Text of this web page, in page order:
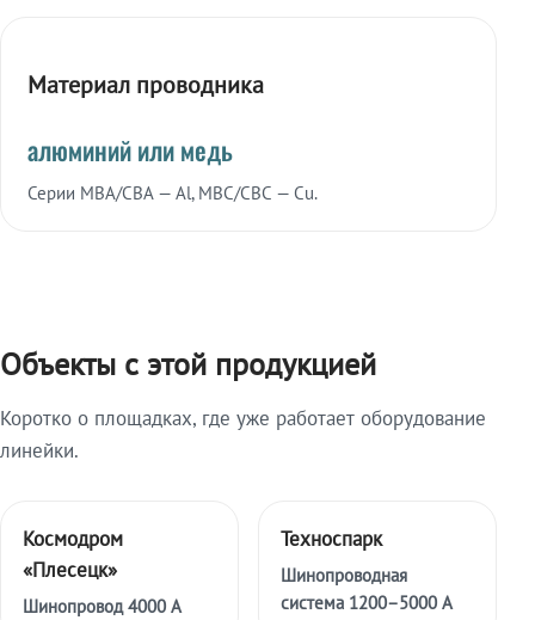
Материал проводника
алюминий или медь
Серии МВА/СВА — Al, МВС/СВС — Cu.
Объекты с этой продукцией
Коротко о площадках, где уже работает оборудование
линейки.
Космодром
«Плесецк»
Шинопровод 4000 А
Техноспарк
Шинопроводная
система 1200–5000 А